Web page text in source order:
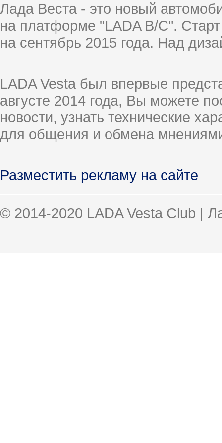
Лада Веста - это новый
на платформе "LADA B/C".
на сентябрь 2015 года. Над
LADA Vesta был впервые
августе 2014 года, Вы можете
новости, узнать технические
для общения и обмена
Разместить рекламу на сайте
© 2014-2020 LADA Vesta Club |